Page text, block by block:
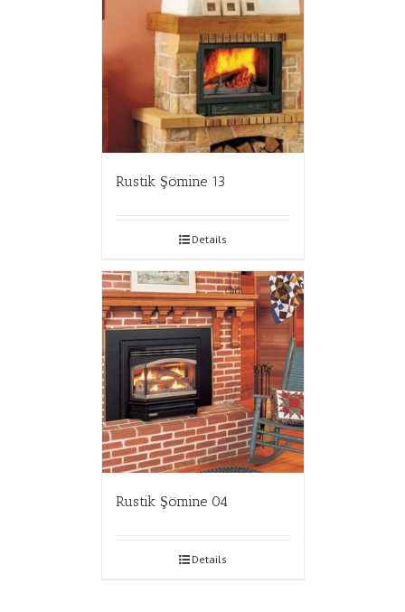
Rustik Şömine 13
Details
Rustik Şömine 04
Details